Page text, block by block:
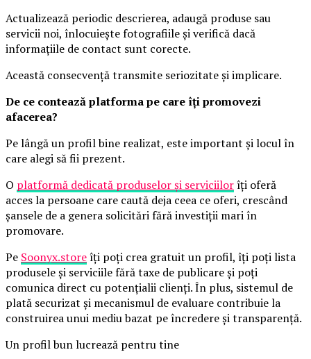
Actualizează periodic descrierea, adaugă produse sau
servicii noi, înlocuiește fotografiile și verifică dacă
informațiile de contact sunt corecte.
Această consecvență transmite seriozitate și implicare.
De ce contează platforma pe care îți promovezi
afacerea?
Pe lângă un profil bine realizat, este important și locul în
care alegi să fii prezent.
O platformă dedicată produselor și serviciilorîți oferă
acces la persoane care caută deja ceea ce oferi, crescând
șansele de a genera solicitări fără investiții mari în
promovare.
Pe Soonyx.storeîți poți crea gratuit un profil, îți poți lista
produsele și serviciile fără taxe de publicare și poți
comunica direct cu potențialii clienți. În plus, sistemul de
plată securizat și mecanismul de evaluare contribuie la
construirea unui mediu bazat pe încredere și transparență.
Un profil bun lucrează pentru tine